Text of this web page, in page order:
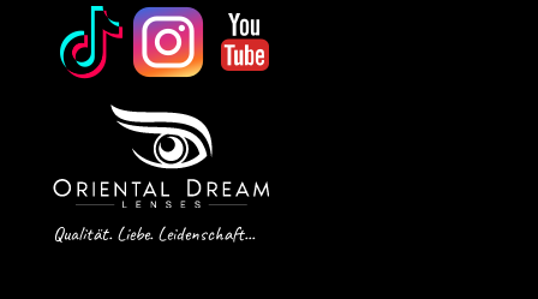
Qualität. Liebe. Leidenschaft...